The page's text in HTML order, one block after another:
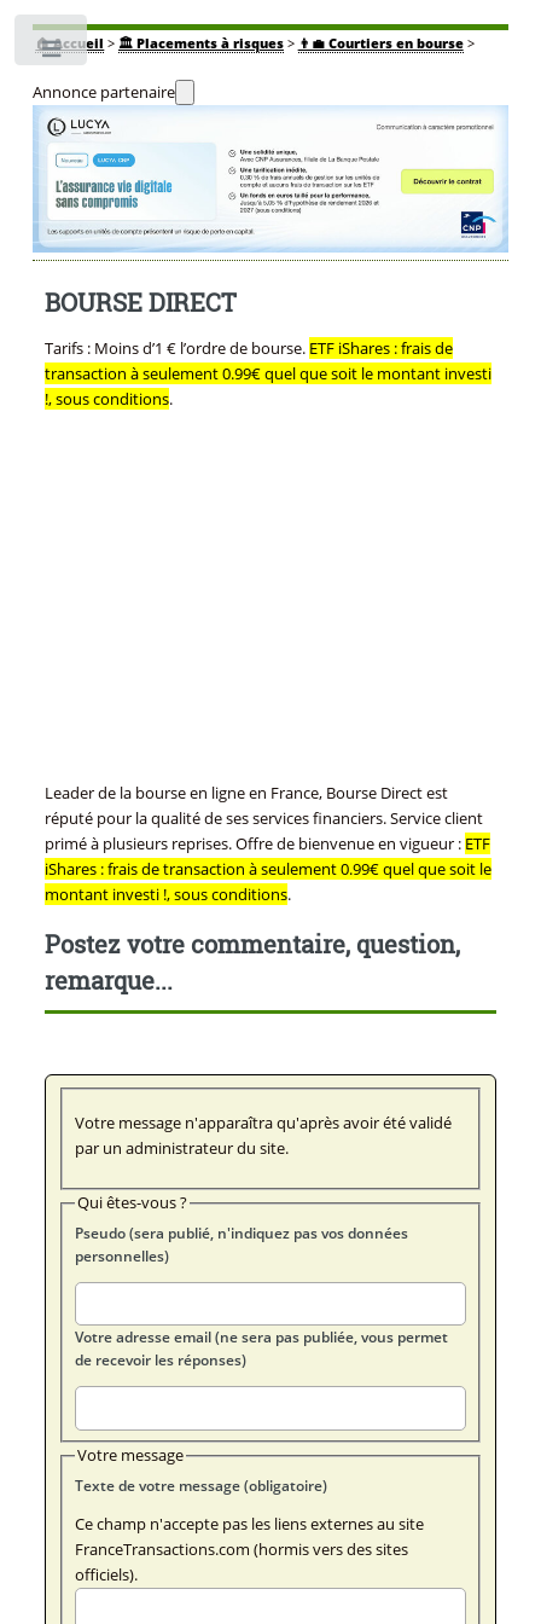
🏠Accueil > 🏛️ Placements à risques> 👨‍💼 Courtiers en bourse>
Annonce partenaire
BOURSE DIRECT
Tarifs : Moins d’1 € l’ordre de bourse. ETF iShares : frais de
transaction à seulement 0.99€ quel que soit le montant investi
!, sous conditions.
Leader de la bourse en ligne en France, Bourse Direct est
réputé pour la qualité de ses services financiers. Service client
primé à plusieurs reprises. Offre de bienvenue en vigueur : ETF
iShares : frais de transaction à seulement 0.99€ quel que soit le
montant investi !, sous conditions.
Postez votre commentaire, question,
remarque...
Votre message n'apparaîtra qu'après avoir été validé
par un administrateur du site.
Qui êtes-vous ?
Pseudo (sera publié, n'indiquez pas vos données
personnelles)
Votre adresse email (ne sera pas publiée, vous permet
de recevoir les réponses)
Votre message
Texte de votre message (obligatoire)
Ce champ n'accepte pas les liens externes au site
FranceTransactions.com (hormis vers des sites
officiels).
Toggle